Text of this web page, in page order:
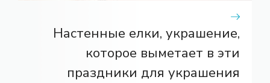
Настенные елки, украшение,
которое выметает в эти
праздники для украшения